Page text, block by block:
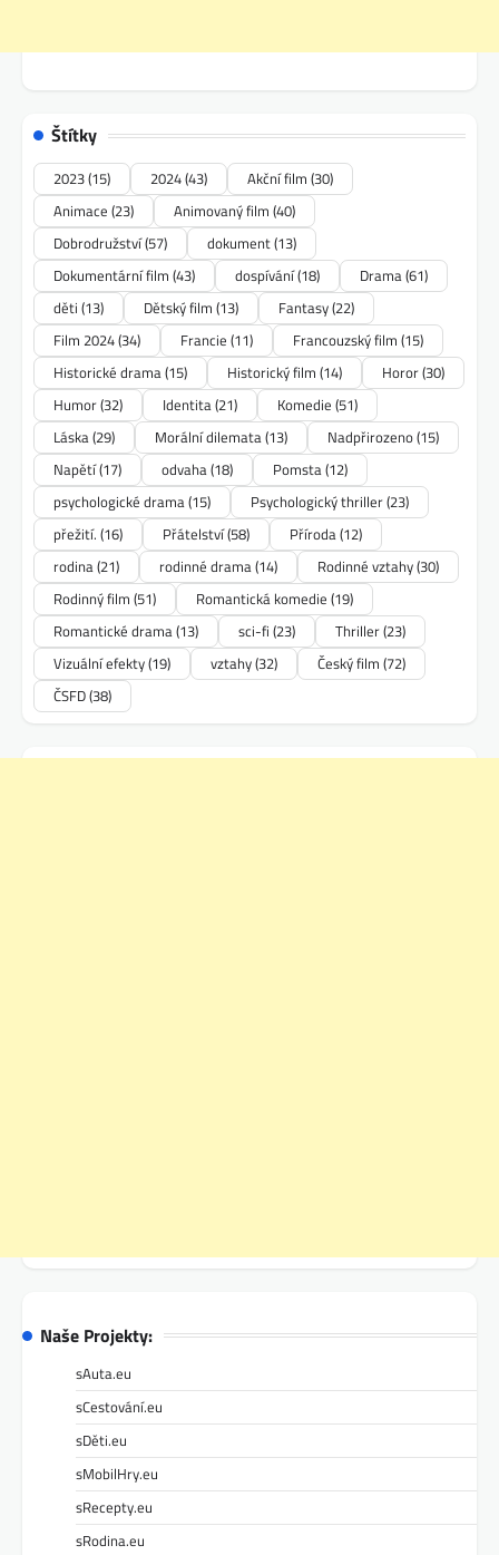
Štítky
2023(15) 2024(43) Akční film (30)
Animace (23) Animovaný film (40)
Dobrodružství(57) dokument(13)
Dokumentární film (43) dospívání(18) Drama(61)
děti (13) Dětský film (13) Fantasy(22)
Film 2024(34) Francie (11) Francouzský film (15)
Historické drama(15) Historický film (14) Horor(30)
Humor(32) Identita(21) Komedie (51)
Láska(29) Morální dilemata(13) Nadpřirozeno(15)
Napětí(17) odvaha(18) Pomsta(12)
psychologické drama(15) Psychologický thriller(23)
přežití. (16) Přátelství(58) Příroda(12)
rodina(21) rodinné drama(14) Rodinné vztahy(30)
Rodinný film (51) Romantická komedie (19)
Romantické drama(13) sci-fi (23) Thriller(23)
Vizuální efekty(19) vztahy(32) Český film (72)
ČSFD(38)
Naše Projekty:
sAuta.eu
sCestování.eu
sDěti.eu
sMobilHry.eu
sRecepty.eu
sRodina.eu